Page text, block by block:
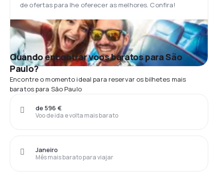
de ofertas para lhe oferecer as melhores. Confira!
Quando encontrar voos baratos para São
Paulo?
Encontre o momento ideal para reservar os bilhetes mais
baratos para São Paulo
Voo de ida e volta mais barato
de 596 €
Mês mais barato para viajar
Janeiro